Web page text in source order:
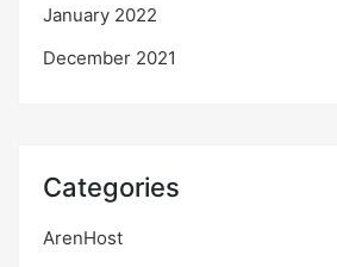
January 2022
December 2021
Categories
ArenHost